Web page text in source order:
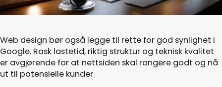
Web design bør også legge til rette for god synlighet i
Google. Rask lastetid, riktig struktur og teknisk kvalitet
er avgjørende for at nettsiden skal rangere godt og nå
ut til potensielle kunder.